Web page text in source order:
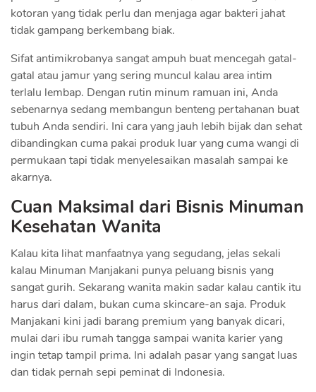
kotoran yang tidak perlu dan menjaga agar bakteri jahat
tidak gampang berkembang biak.
Sifat antimikrobanya sangat ampuh buat mencegah gatal-
gatal atau jamur yang sering muncul kalau area intim
terlalu lembap. Dengan rutin minum ramuan ini, Anda
sebenarnya sedang membangun benteng pertahanan buat
tubuh Anda sendiri. Ini cara yang jauh lebih bijak dan sehat
dibandingkan cuma pakai produk luar yang cuma wangi di
permukaan tapi tidak menyelesaikan masalah sampai ke
akarnya.
Cuan Maksimal dari Bisnis Minuman
Kesehatan Wanita
Kalau kita lihat manfaatnya yang segudang, jelas sekali
kalau Minuman Manjakani punya peluang bisnis yang
sangat gurih. Sekarang wanita makin sadar kalau cantik itu
harus dari dalam, bukan cuma skincare-an saja. Produk
Manjakani kini jadi barang premium yang banyak dicari,
mulai dari ibu rumah tangga sampai wanita karier yang
ingin tetap tampil prima. Ini adalah pasar yang sangat luas
dan tidak pernah sepi peminat di Indonesia.